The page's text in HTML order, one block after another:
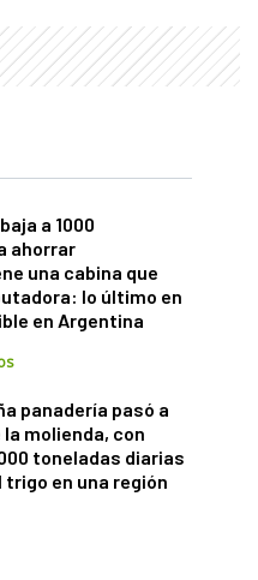
a 1000
ahorrar
una cabina que
lo último en
en Argentina
panadería pasó a
molienda, con
toneladas diarias
trigo en una región